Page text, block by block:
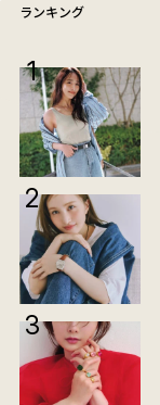
ランキング